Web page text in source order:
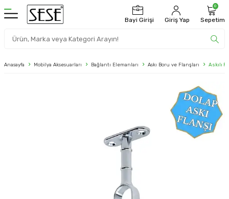
Bayi Girişi Giriş Yap
0
Sepetim
Anasayfa Mobilya Aksesuarları Bağlantı Elemanları Askı Boru ve Flanşları Askılı